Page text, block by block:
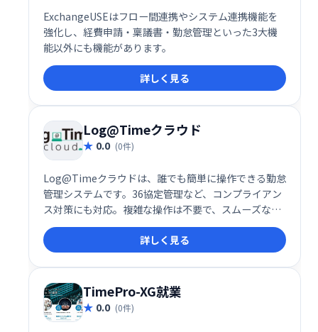
ExchangeUSEはフロー間連携やシステム連携機能を
強化し、経費申請・稟議書・勤怠管理といった3大機
能以外にも機能があります。
詳しく見る
Log@Timeクラウド
0.0 (0件)
Log@Timeクラウドは、誰でも簡単に操作できる勤怠
管理システムです。36協定管理など、コンプライアン
ス対策にも対応。複雑な操作は不要で、スムーズな勤
怠管理を実現し、業務効率の向上に貢献します。
詳しく見る
TimePro-XG就業
0.0 (0件)